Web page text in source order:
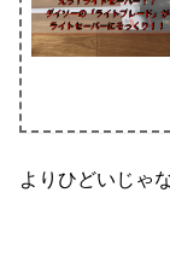
よりひどいじゃ